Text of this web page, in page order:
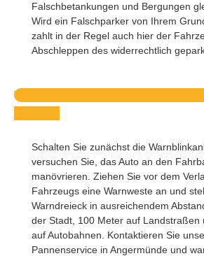
Falschbetankungen und Bergungen
Wird ein Falschparker von Ihrem
zahlt in der Regel auch hier der
Abschleppen des widerrechtlich
Wie sichere ich mein Fahrzeug
Schalten Sie zunächst die
versuchen Sie, das Auto an den
manövrieren. Ziehen Sie vor dem
Fahrzeugs eine Warnweste an und
Warndreieck in ausreichendem
der Stadt, 100 Meter auf Landstraßen
auf Autobahnen. Kontaktieren Sie
Pannenservice in Angermünde und